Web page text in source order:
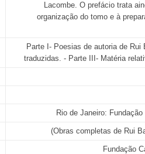
Lacombe. O prefácio trata
organização do tomo e à
Parte I- Poesias de autoria de
traduzidas. - Parte III- Matéria
Rio de Janeiro:
(Obras completas de Rui
Fundação